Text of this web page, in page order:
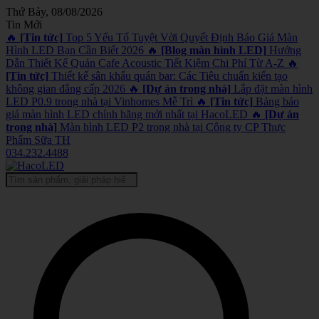
Thứ Bảy, 08/08/2026
Tin Mới
🔥 [Tin tức] Top 5 Yếu Tố Tuyệt Vời Quyết Định Báo Giá Màn
Hình LED Bạn Cần Biết 2026 🔥 [Blog màn hình LED] Hướng
Dẫn Thiết Kế Quán Cafe Acoustic Tiết Kiệm Chi Phí Từ A-Z 🔥
[Tin tức] Thiết kế sân khấu quán bar: Các Tiêu chuẩn kiến tạo
không gian đẳng cấp 2026 🔥 [Dự án trong nhà] Lắp đặt màn hình
LED P0.9 trong nhà tại Vinhomes Mễ Trì 🔥 [Tin tức] Bảng báo
giá màn hình LED chính hãng mới nhất tại HacoLED 🔥 [Dự án
trong nhà] Màn hình LED P2 trong nhà tại Công ty CP Thực
Phẩm Sữa TH
034.232.4488